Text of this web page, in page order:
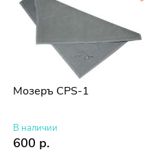
Мозеръ CPS-1
В наличии
600 р.